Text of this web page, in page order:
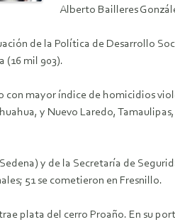
Alberto Bailleres
de la Política de Desarrollo
(16 mil 903).
con mayor índice de homicidios
y Nuevo Laredo,
y de la Secretaría de
51 se cometieron en Fresnillo.
plata del cerro Proaño. En su